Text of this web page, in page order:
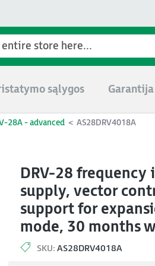
sąlygos Garantija
28A - advanced AS28DRV4018A
DRV-28
supply, vector
support for
mode, 30 months
SKU: AS28DRV4018A